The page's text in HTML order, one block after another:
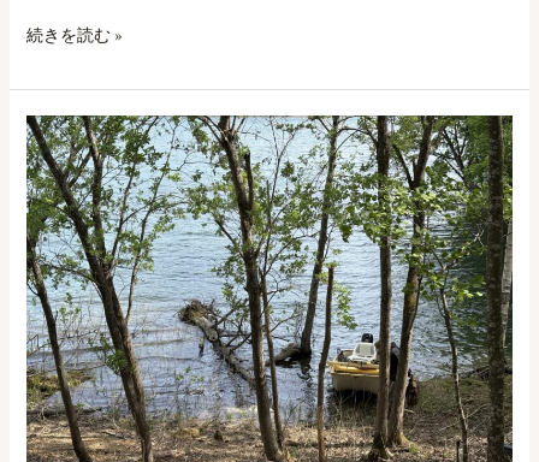
＆
影
ガ
イ
ド
に
つ
い
て
続きを読む »
Fishing
with
Respect:
How
Our
Local
Group
Protects
Lake
Kanayama’s
Sakhalin